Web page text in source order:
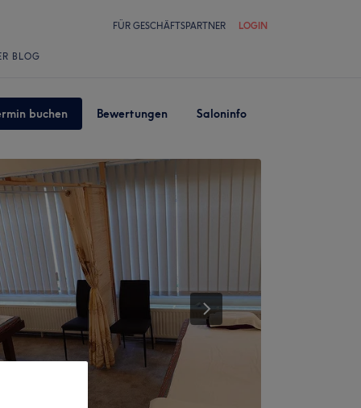
FÜR GESCHÄFTSPARTNER LOGIN
BLOG
buchen Bewertungen Saloninfo